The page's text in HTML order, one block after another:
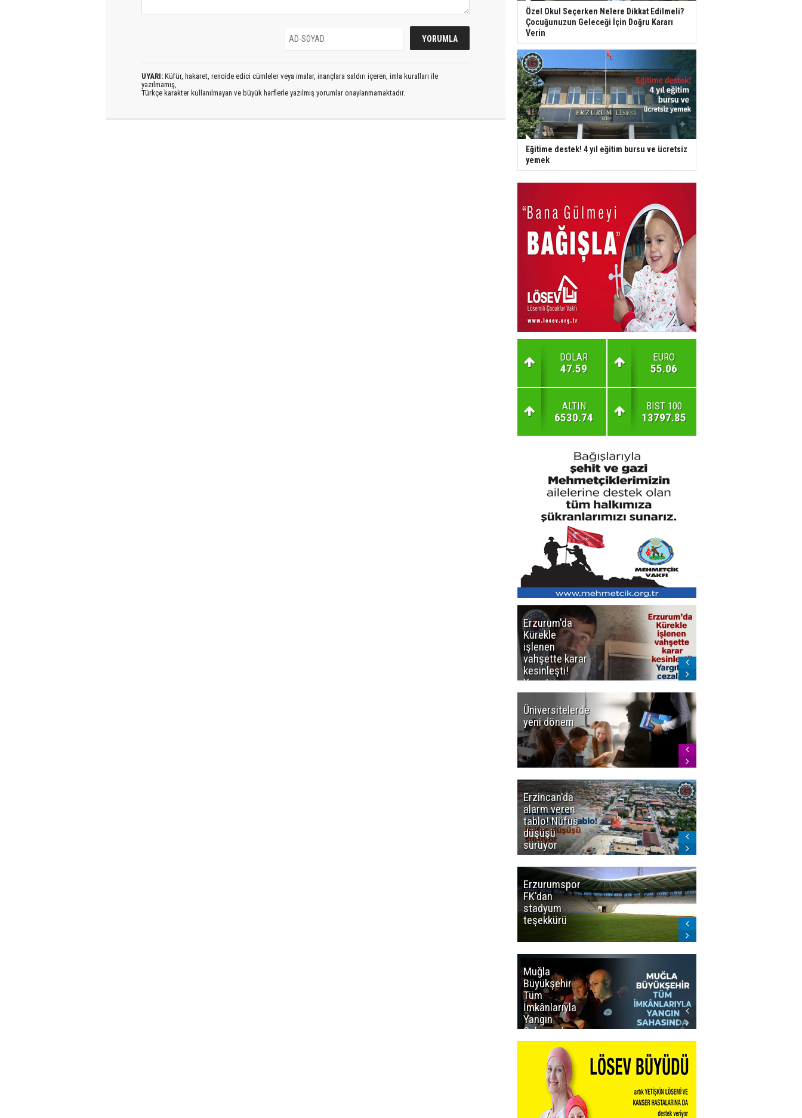
UYARI: Küfür, hakaret, rencide edici cümleler veya imalar, inançlara saldırı içeren, imla kuralları ile
yazılmamış,
Türkçe karakter kullanılmayan ve büyük harflerle yazılmış yorumlar onaylanmamaktadır.
Özel Okul Seçerken Nelere Dikkat Edilmeli?
Çocuğunuzun Geleceği İçin Doğru Kararı
Verin
Eğitime destek! 4 yıl eğitim bursu ve ücretsiz
yemek
DOLAR
47.59
EURO
55.06
ALTIN
6530.74
BIST 100
13797.85
Erzurum'da
Kürekle
işlenen
vahşette karar
kesinleşti!
Yargıtay
cezaları onadı
Üniversitelerde
yeni dönem
Erzincan'da
alarm veren
tablo! Nüfus
düşüşü
sürüyor
Erzurumspor
FK'dan
stadyum
teşekkürü
Muğla
Büyükşehir
Tüm
İmkânlarıyla
Yangın
Sahasında